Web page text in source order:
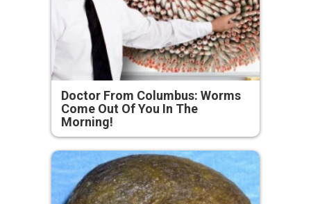
Doctor From Columbus: Worms
Come Out Of You In The
Morning!